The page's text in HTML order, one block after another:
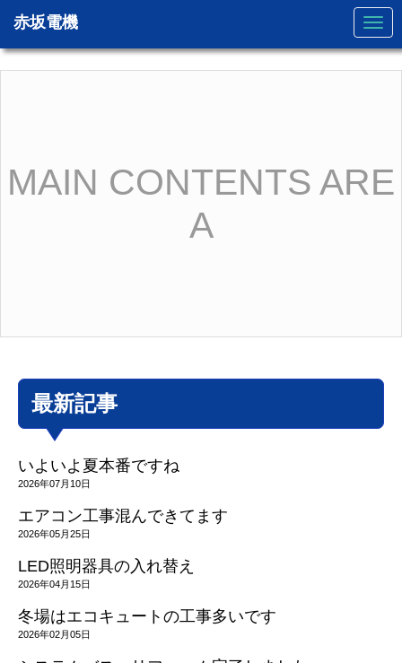
N
a
v
赤坂電機
MAIN CONTENTS ARE
A
最新記事
いよいよ夏本番ですね
2026年07月10日
エアコン工事混んできてます
2026年05月25日
LED照明器具の入れ替え
2026年04月15日
冬場はエコキュートの工事多いです
2026年02月05日